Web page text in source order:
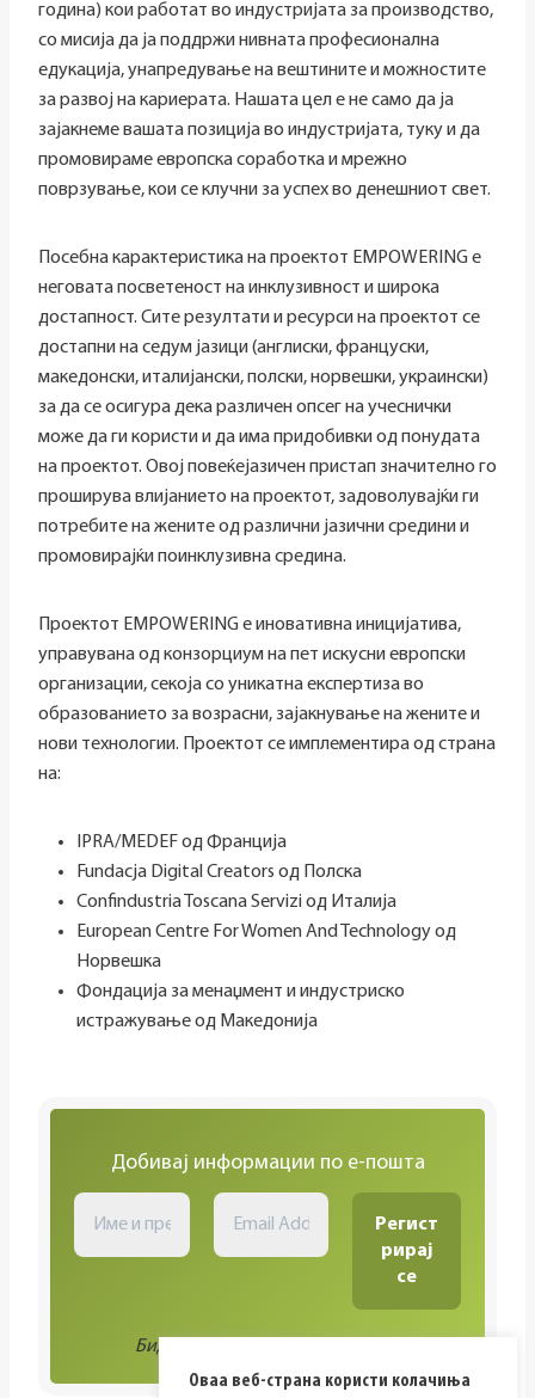
година) кои работат во индустријата за производство,
со мисија да ја поддржи нивната професионална
едукација, унапредување на вештините и можностите
за развој на кариерата. Нашата цел е не само да ја
зајакнеме вашата позиција во индустријата, туку и да
промовираме европска соработка и мрежно
поврзување, кои се клучни за успех во денешниот свет.
Посебна карактеристика на проектот EMPOWERING е
неговата посветеност на инклузивност и широка
достапност. Сите резултати и ресурси на проектот се
достапни на седум јазици (англиски, француски,
македонски, италијански, полски, норвешки, украински)
за да се осигура дека различен опсег на учеснички
може да ги користи и да има придобивки од понудата
на проектот. Овој повеќејазичен пристап значително го
проширува влијанието на проектот, задоволувајќи ги
потребите на жените од различни јазични средини и
промовирајќи поинклузивна средина.
Проектот EMPOWERING е иновативна иницијатива,
управувана од конзорциум на пет искусни европски
организации, секоја со уникатна експертиза во
образованието за возрасни, зајакнување на жените и
нови технологии. Проектот се имплементира од страна
на:
IPRA/MEDEF од Франција
Fundacja Digital Creators од Полска
Confindustria Toscana Servizi од Италија
European Centre For Women And Technology од
Норвешка
Фондација за менаџмент и индустриско
истражување од Македонија
Добивај информации по е-пошта
Биди во тек со сите активности!
Оваа веб-страна користи колачиња